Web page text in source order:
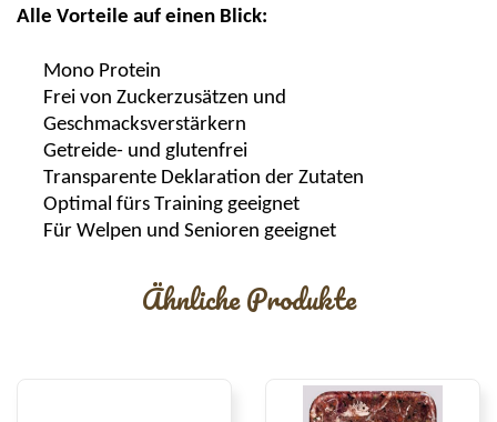
Alle Vorteile auf einen Blick:
Mono Protein
Frei von Zuckerzusätzen und
Geschmacksverstärkern
Getreide- und glutenfrei
Transparente Deklaration der Zutaten
Optimal fürs Training geeignet
Für Welpen und Senioren geeignet
Ähnliche Produkte